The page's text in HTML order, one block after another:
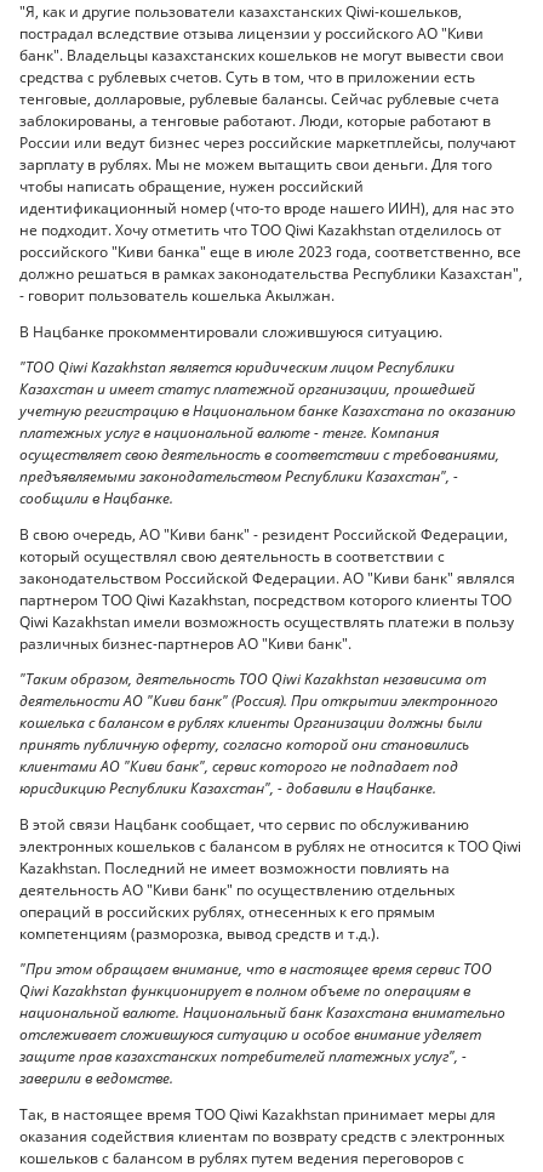
"Я, как и другие пользователи казахстанских Qiwi-кошельков,
пострадал вследствие отзыва лицензии у российского АО "Киви
банк". Владельцы казахстанских кошельков не могут вывести свои
средства с рублевых счетов. Суть в том, что в приложении есть
тенговые, долларовые, рублевые балансы. Сейчас рублевые счета
заблокированы, а тенговые работают. Люди, которые работают в
России или ведут бизнес через российские маркетплейсы, получают
зарплату в рублях. Мы не можем вытащить свои деньги. Для того
чтобы написать обращение, нужен российский
идентификационный номер (что-то вроде нашего ИИН), для нас это
не подходит. Хочу отметить что ТОО Qiwi Kazakhstan отделилось от
российского "Киви банка" еще в июле 2023 года, соответственно, все
должно решаться в рамках законодательства Республики Казахстан",
- говорит пользователь кошелька Акылжан.
В Нацбанке прокомментировали сложившуюся ситуацию.
"ТОО Qiwi Kazakhstan является юридическим лицом Республики
Казахстан и имеет статус платежной организации, прошедшей
учетную регистрацию в Национальном банке Казахстана по оказанию
платежных услуг в национальной валюте - тенге. Компания
осуществляет свою деятельность в соответствии с требованиями,
предъявляемыми законодательством Республики Казахстан", -
сообщили в Нацбанке.
В свою очередь, АО "Киви банк" - резидент Российской Федерации,
который осуществлял свою деятельность в соответствии с
законодательством Российской Федерации. АО "Киви банк" являлся
партнером ТОО Qiwi Kazakhstan, посредством которого клиенты ТОО
Qiwi Kazakhstan имели возможность осуществлять платежи в пользу
различных бизнес-партнеров АО "Киви банк".
"Таким образом, деятельность ТОО Qiwi Kazakhstan независима от
деятельности АО "Киви банк" (Россия). При открытии электронного
кошелька с балансом в рублях клиенты Организации должны были
принять публичную оферту, согласно которой они становились
клиентами АО "Киви банк", сервис которого не подпадает под
юрисдикцию Республики Казахстан", - добавили в Нацбанке.
В этой связи Нацбанк сообщает, что сервис по обслуживанию
электронных кошельков с балансом в рублях не относится к ТОО Qiwi
Kazakhstan. Последний не имеет возможности повлиять на
деятельность АО "Киви банк" по осуществлению отдельных
операций в российских рублях, отнесенных к его прямым
компетенциям (разморозка, вывод средств и т.д.).
"При этом обращаем внимание, что в настоящее время сервис ТОО
Qiwi Kazakhstan функционирует в полном объеме по операциям в
национальной валюте. Национальный банк Казахстана внимательно
отслеживает сложившуюся ситуацию и особое внимание уделяет
защите прав казахстанских потребителей платежных услуг", -
заверили в ведомстве.
Так, в настоящее время ТОО Qiwi Kazakhstan принимает меры для
оказания содействия клиентам по возврату средств с электронных
кошельков с балансом в рублях путем ведения переговоров с